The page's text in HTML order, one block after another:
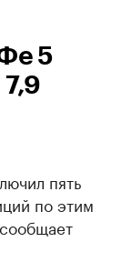
5
пять
по этим